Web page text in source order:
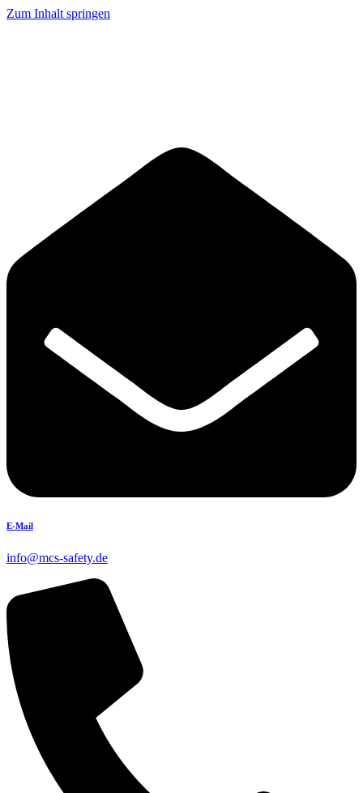
Zum Inhalt springen
E-Mail
info@mcs-safety.de